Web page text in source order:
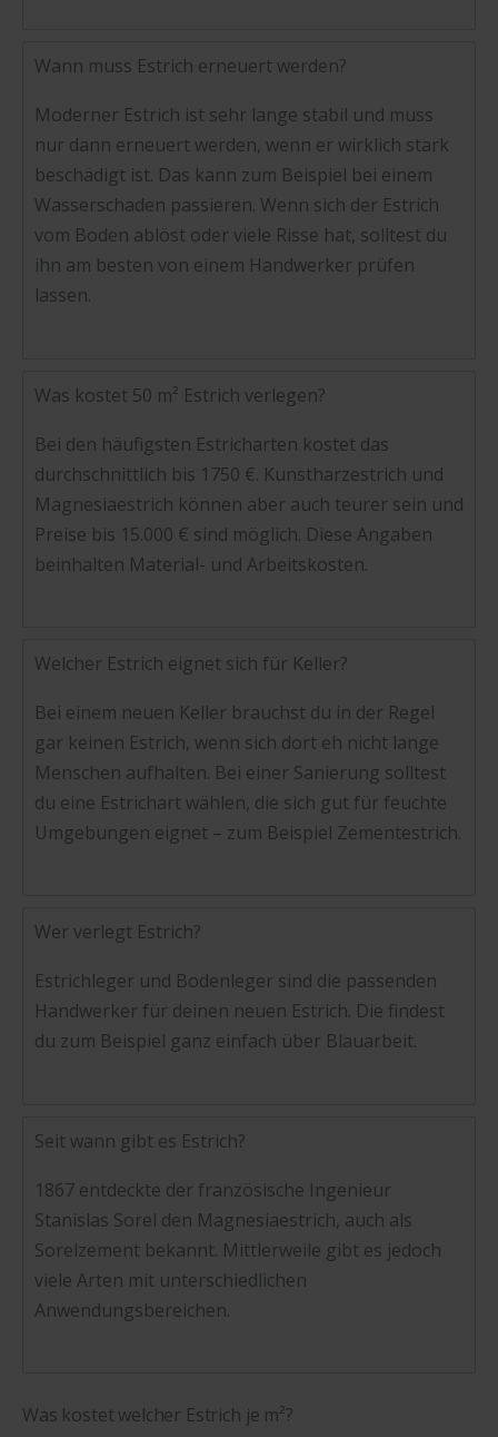
Wann muss Estrich erneuert werden?
Moderner Estrich ist sehr lange stabil und muss
nur dann erneuert werden, wenn er wirklich stark
beschädigt ist. Das kann zum Beispiel bei einem
Wasserschaden passieren. Wenn sich der Estrich
vom Boden ablöst oder viele Risse hat, solltest du
ihn am besten von einem Handwerker prüfen
lassen.
Was kostet 50 m² Estrich verlegen?
Bei den häufigsten Estricharten kostet das
durchschnittlich bis 1750 €. Kunstharzestrich und
Magnesiaestrich können aber auch teurer sein und
Preise bis 15.000 € sind möglich. Diese Angaben
beinhalten Material- und Arbeitskosten.
Welcher Estrich eignet sich für Keller?
Bei einem neuen Keller brauchst du in der Regel
gar keinen Estrich, wenn sich dort eh nicht lange
Menschen aufhalten. Bei einer Sanierung solltest
du eine Estrichart wählen, die sich gut für feuchte
Umgebungen eignet – zum Beispiel Zementestrich.
Wer verlegt Estrich?
Estrichleger und Bodenleger sind die passenden
Handwerker für deinen neuen Estrich. Die findest
du zum Beispiel ganz einfach über Blauarbeit.
Seit wann gibt es Estrich?
1867 entdeckte der französische Ingenieur
Stanislas Sorel den Magnesiaestrich, auch als
Sorelzement bekannt. Mittlerweile gibt es jedoch
viele Arten mit unterschiedlichen
Anwendungsbereichen.
Was kostet welcher Estrich je m²?